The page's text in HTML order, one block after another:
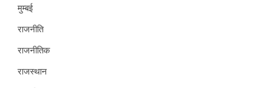
मुम्बई
राजनीति
राजनीतिक
राजस्थान